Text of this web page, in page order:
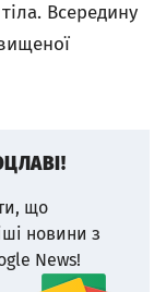
Всередину
що
новини з
News!